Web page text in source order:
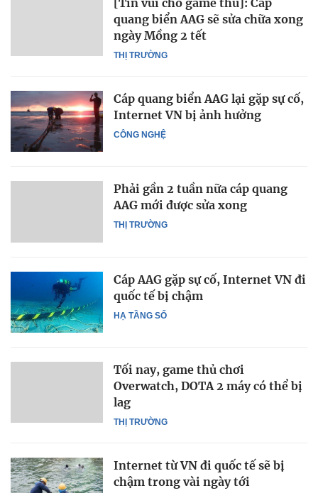
THỊ TRƯỜNG
quang biển AAG sẽ sửa chữa xong
ngày Mồng 2 tết
CÔNG NGHỆ
Cáp quang biển AAG lại gặp sự cố,
Internet VN bị ảnh hưởng
THỊ TRƯỜNG
Phải gần 2 tuần nữa cáp quang
AAG mới được sửa xong
HẠ TẦNG SỐ
Cáp AAG gặp sự cố, Internet VN đi
quốc tế bị chậm
THỊ TRƯỜNG
Tối nay, game thủ chơi
Overwatch, DOTA 2 máy có thể bị
lag
Internet từ VN đi quốc tế sẽ bị
chậm trong vài ngày tới